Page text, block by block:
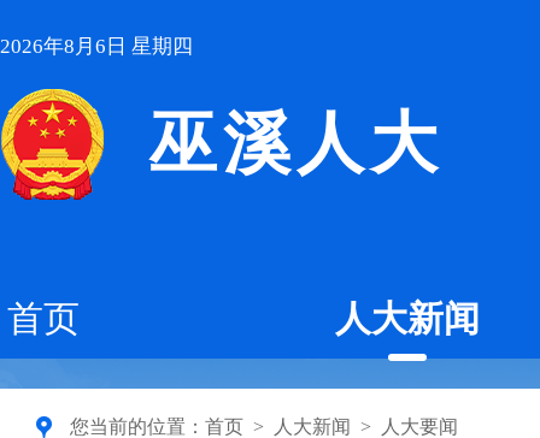
2026年8月6日 星期四
巫溪人大
首页 人大新闻
您当前的位置： 首页 > 人大新闻 > 人大要闻